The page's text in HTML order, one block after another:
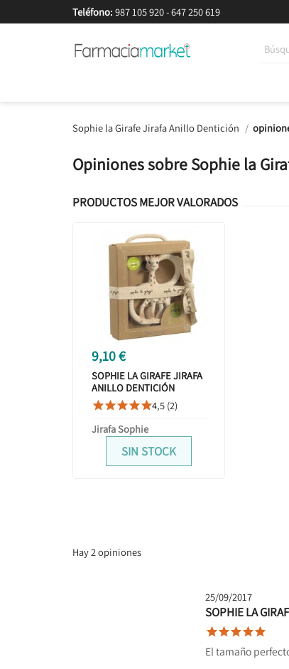
Teléfono: 987 105 920-647 250 619
Sophie la Girafe Jirafa Anillo Dentición
Opiniones sobre Sophie la
PRODUCTOS MEJOR VALORADOS
9,10 €
SOPHIE LA GIRAFE JIRAFA
ANILLO DENTICIÓN
4,5 (2)
Jirafa Sophie
SIN STOCK
Hay 2 opiniones
25/09/2017
SOPHIE LA

El tamaño